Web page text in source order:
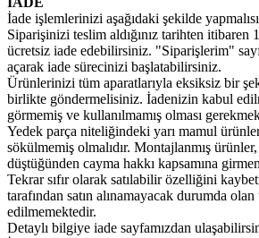
İade işlemlerinizi aşağıdaki şekilde
Siparişinizi teslim aldığınız tarihten itibaren
ücretsiz iade edebilirsiniz. "Siparişlerim"
açarak iade sürecinizi başlatabilirsiniz.
Ürünlerinizi tüm aparatlarıyla eksiksiz bir
birlikte göndermelisiniz. İadenizin kabul
görmemiş ve kullanılmamış olması
Yedek parça niteliğindeki yarı mamul
sökülmemiş olmalıdır. Montajlanmış
düştüğünden cayma hakkı kapsamına
Tekrar sıfır olarak satılabilir özelliğini
tarafından satın alınamayacak durumda
edilmemektedir.
Detaylı bilgiye iade sayfamızdan